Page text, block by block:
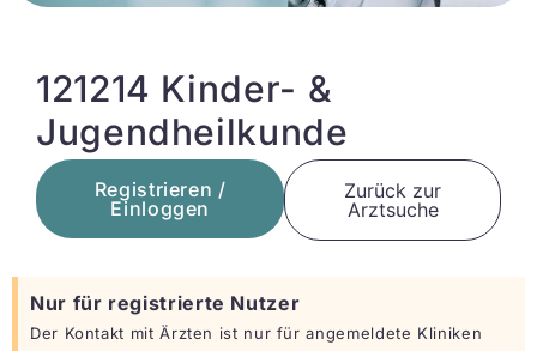
121214 Kinder- &
Jugendheilkunde
Registrieren /
Einloggen
Zurück zur
Arztsuche
Nur für registrierte Nutzer
Der Kontakt mit Ärzten ist nur für angemeldete Kliniken